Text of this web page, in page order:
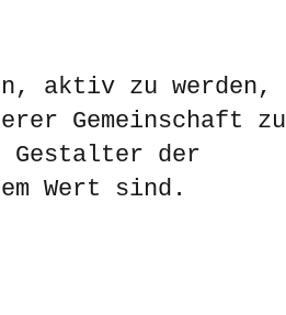
aktiv zu werden,
Gemeinschaft zu
Gestalter der
Wert sind.